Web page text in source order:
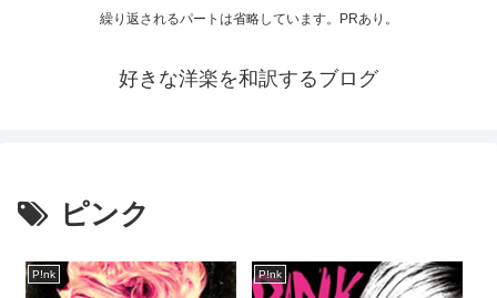
繰り返されるパートは省略しています。PRあり。
好きな洋楽を和訳するブログ
ピンク
P!nk P!nk